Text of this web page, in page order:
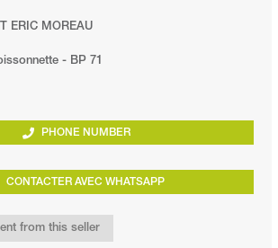
ERIC MOREAU
- BP 71
PHONE NUMBER
CONTACTER AVEC WHATSAPP
from this seller